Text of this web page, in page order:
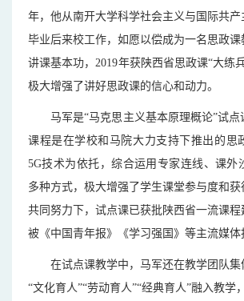
年，他从南开大学科学社会主义与国际共
毕业后来校工作，如愿以偿成为一名思政
讲课基本功，2019年获陕西省思政课“大练
极大增强了讲好思政课的信心和动力。
马军是“马克思主义基本原理概论”试
课程是在学校和马院大力支持下推出的思
5G技术为依托，综合运用专家连线、课外
多种方式，极大增强了学生课堂参与度和获
共同努力下，试点课已获批陕西省一流课
被《中国青年报》《学习强国》等主流媒体
在试点课教学中，马军还在教学团队
“文化育人”“劳动育人”“经典育人”融入教学